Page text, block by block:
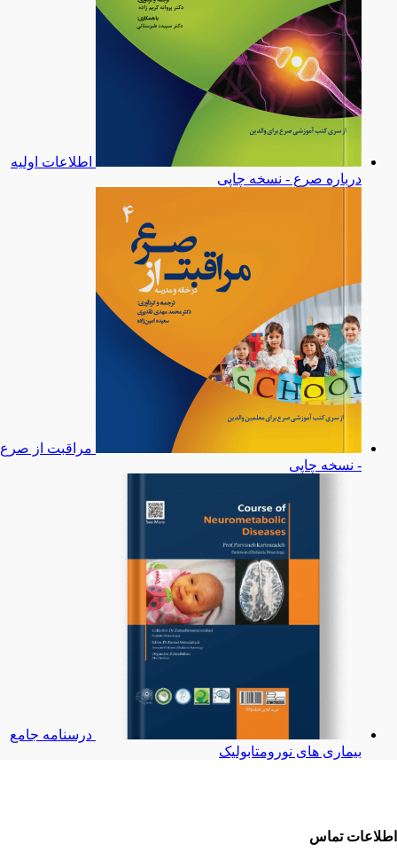
اطلاعات اولیه
درباره صرع - نسخه چاپی
مراقبت از صرع
- نسخه چاپی
درسنامه جامع
بیماری های نورومتابولیک
اطلاعات تماس